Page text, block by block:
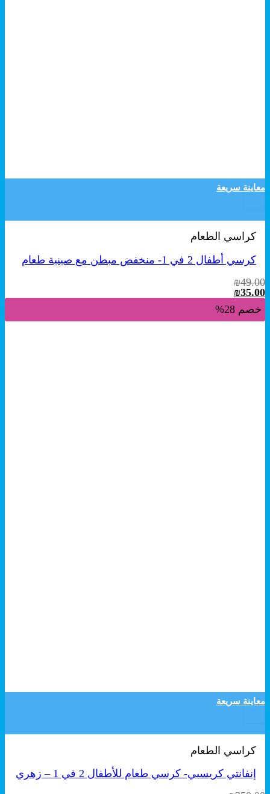
معاينة سريعة
كراسي الطعام
كرسي أطفال 2 في 1- منخفض مبطن مع صينية طعام
₪49.00
السعر
الأصلي
هو:
₪49.00.
₪35.00
الحالي
هو:
₪35.00.
خصم 28%
معاينة سريعة
كراسي الطعام
إنفانتي كريسبي- كرسي طعام للأطفال 2 في 1 – زهري